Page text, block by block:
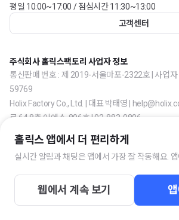
평일 10:00~17:00 / 점심시간 11:30~13:00
고객센터
주식회사 홀릭스팩토리 사업자 정보
통신판매 번호 : 제 2019-서울마포-2322호 | 사업
59769
Holix Factory Co., Ltd. | 대표 박태영 |
로 64 8층 이에스-806호 | 02-883-0806
홀릭스 앱에서 더 편리하게
실시간 알림과 채팅은 앱에서 가장 잘 작동해요.
웹에서 계속 보기